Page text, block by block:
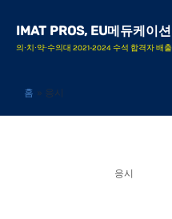
IMAT PROS, EU메듀케이션
의∙치∙약∙수의대 2021-2024 수석 합격자 배출
홈 응시
응시